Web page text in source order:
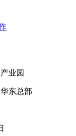
业园
东总部